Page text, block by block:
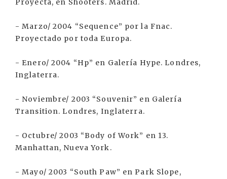
Proyecta, en Shooters. Madrid.
- Marzo/ 2004 “Sequence” por la Fnac.
Proyectado por toda Europa.
- Enero/ 2004 “Hp” en Galería Hype. Londres,
Inglaterra.
- Noviembre/ 2003 “Souvenir” en Galería
Transition. Londres, Inglaterra.
- Octubre/ 2003 “Body of Work” en 13.
Manhattan, Nueva York.
- Mayo/ 2003 “South Paw” en Park Slope,